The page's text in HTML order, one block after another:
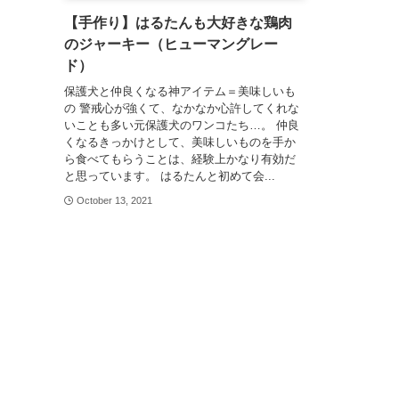
【手作り】はるたんも大好きな鶏肉
のジャーキー（ヒューマングレー
ド）
保護犬と仲良くなる神アイテム＝美味しいも
の 警戒心が強くて、なかなか心許してくれな
いことも多い元保護犬のワンコたち…。 仲良
くなるきっかけとして、美味しいものを手か
ら食べてもらうことは、経験上かなり有効だ
と思っています。 はるたんと初めて会...
October 13, 2021